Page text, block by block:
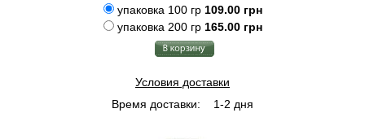
упаковка 100 гр 109.00 грн
упаковка 200 гр 165.00 грн
Условия доставки
Время доставки:
1-2 дня